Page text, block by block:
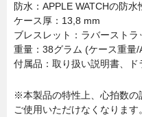
防水：APPLE WATCHの防水
ケース厚：13,8 mm
ブレスレット：ラバースト
重量：38グラム (ケース重量
付属品：取り扱い説明書、
※本製品の特性上、心拍数の
ご使用いただけなくなりま